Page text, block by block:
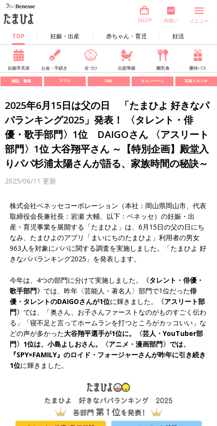
TOP 妊娠・出産 赤ちゃん・育児 妊活
SHOP 内祝い メニュー
妊娠早見表 お金・手続き 名づけ 出産準備 離乳食 優待パス
雑誌・書籍 アプリ SNS キャンペーン 写真スタジオ
2025年6月15日は父の日 「たまひよ 好きなパ
パランキング2025」発表！ 〈タレント・俳
優・歌手部門〉1位 DAIGOさん 〈アスリート
部門〉1位 大谷翔平さん ～【特別企画】殿堂入
りパパ杉浦太陽さんが語る、家族時間の秘訣～
2025/06/11 更新
株式会社ベネッセコーポレーション（本社：岡山県岡山市、代表
取締役会長兼社長：岩瀬 大輔、以下：ベネッセ）の妊娠・出
産・育児事業を展開する「たまひよ」は、6月15日の父の日にち
なみ、たまひよのアプリ「まいにちのたまひよ」利用者の男女
963人を対象にパパに関する調査を実施しました。「たまひよ 好
きなパパランキング2025」を発表します。
今年は、4つの部門に分けて実施しました。
〈タレント・俳優・
歌手部門〉 では、昨年〈芸能人・著名人〉部門で1位だった俳
優・タレントのDAIGOさんが1位に輝きました。
〈アスリート部
門〉 では、「奥さん、お子さんファーストなのがものすごく伝わ
る」「寝不足と言ってホームランを打つところがカッコいい」な
どの声が多かった大谷翔平選手が1位に。〈芸人・YouTuber部
門〉1位は、小島よしおさん。〈アニメ・漫画部門〉では、
『SPY×FAMILY』のロイド・フォージャーさんが昨年に引き続き
1位に輝きました。